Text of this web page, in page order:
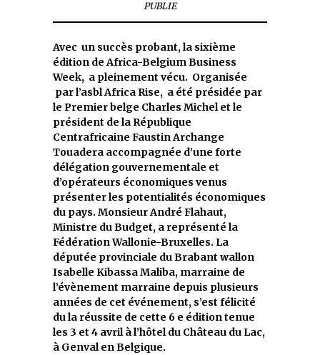
PUBLIE
Avec un succès probant, la sixième
édition de Africa-Belgium Business
Week, a pleinement vécu. Organisée
par l’asbl Africa Rise, a été présidée par
le Premier belge Charles Michel et le
président de la République
Centrafricaine Faustin Archange
Touadera accompagnée d’une forte
délégation gouvernementale et
d’opérateurs économiques venus
présenter les potentialités économiques
du pays. Monsieur André Flahaut,
Ministre du Budget, a représenté la
Fédération Wallonie-Bruxelles. La
députée provinciale du Brabant wallon
Isabelle Kibassa Maliba, marraine de
l’évènement marraine depuis plusieurs
années de cet événement, s’est félicité
du la réussite de cette 6 e édition tenue
les 3 et 4 avril à l’hôtel du Château du Lac,
à Genval en Belgique.